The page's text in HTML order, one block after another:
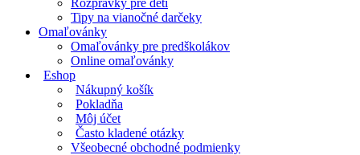
Rozprávky pre deti
Tipy na vianočné darčeky
Omaľovánky
Omaľovánky pre predškolákov
Online omaľovánky
Eshop
Nákupný košík
Pokladňa
Môj účet
Často kladené otázky
Všeobecné obchodné podmienky